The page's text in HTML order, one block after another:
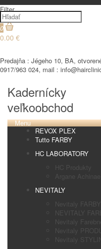
Filter
0
0.00 €
Predajňa : Jégeho 10, BA,
0917/963 024, mail :
Kadernícky
veľkoobchod
Menu
REVOX PLEX
Tutto FARBY
HC LABORATORY
HC Produkty
Argane Achinae
NEVITALY
Nevitaly
NEVITALY
Nevitaly
Nevitaly
Nevitaly